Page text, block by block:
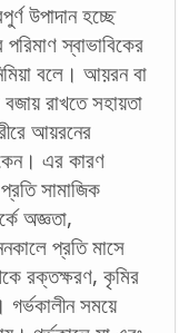
উপাদান হচ্ছে
স্বাভাবিকের
বলে। আয়রন বা
রাখতে সহায়তা
আয়রনের
এর কারণ
সামাজিক
অজ্ঞতা,
প্রতি মাসে
রক্তক্ষরণ, কৃমির
সময়ে